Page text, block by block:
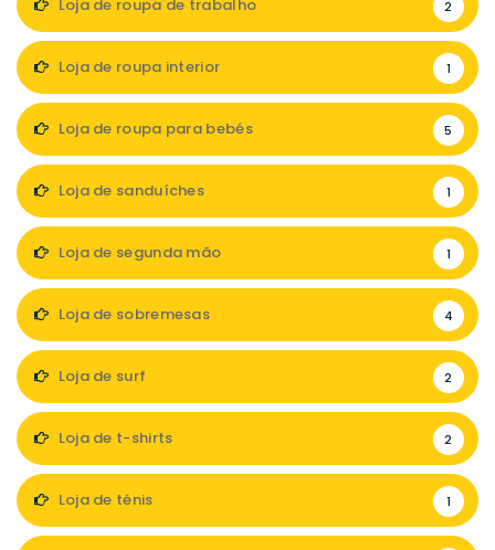
Loja de roupa de trabalho 2
Loja de roupa interior 1
Loja de roupa para bebés 5
Loja de sanduíches 1
Loja de segunda mão 1
Loja de sobremesas 4
Loja de surf 2
Loja de t-shirts 2
Loja de ténis 1